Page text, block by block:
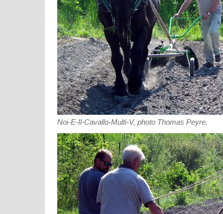
Noi-E-Il-Cavallo-Multi-V, photo Thomas Peyre.